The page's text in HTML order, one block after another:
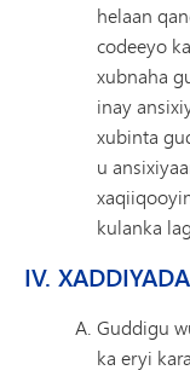
helaan
codeeyo
xubnaha
inay
xubinta
u
kulanka
IV.
Guddigu
ka eryi